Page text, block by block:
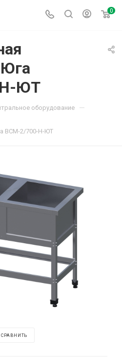
0
ЮТ
оборудование —
ВСМ-2/700-Н-ЮТ
СРАВНИТЬ